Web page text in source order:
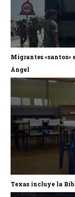
Migrantes «santos»
Ángel
Texas incluye la